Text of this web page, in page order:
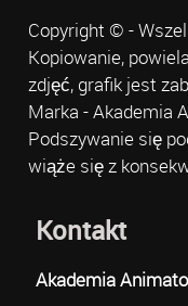
Copyright © -
Kopiowanie,
zdjęć, grafik jest
Marka - Akademia
Podszywanie się
wiąże się z
Kontakt
Akademia